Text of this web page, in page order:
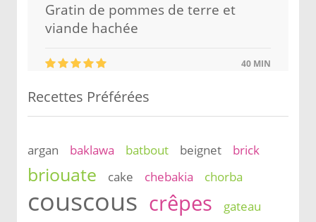
Gratin de pommes de terre et
viande hachée
40 MIN
Recettes Préférées
argan baklawa batbout beignet brick
briouate cake chebakia chorba
couscous crêpes
gateau